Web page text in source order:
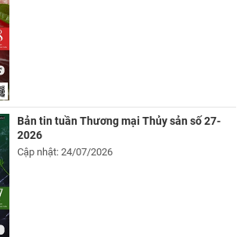
Bản tin tuần Thương mại Thủy sản số 27-
2026
Cập nhật: 24/07/2026